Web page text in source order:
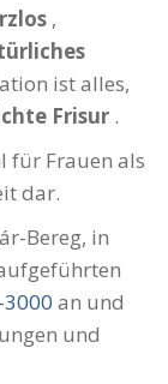
,
ist alles,
Frisur .
für Frauen als
dar.
Bereg, in
an und
und